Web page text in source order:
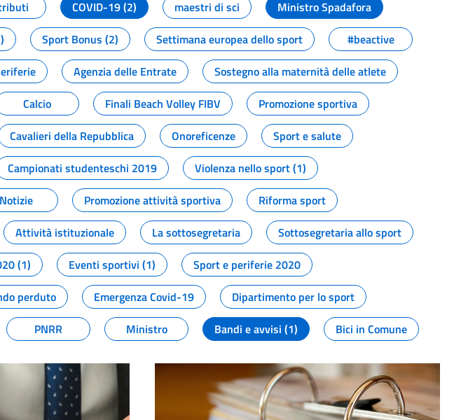
COVID-19 (2) maestri di sci
Ministro Spadafora
Sport Bonus (2) Settimana europea dello sport
#beactive
Agenzia delle Entrate
Sostegno alla maternità delle atlete
Calcio Finali Beach Volley FIBV
Promozione sportiva
Cavalieri della Repubblica Onoreficenze
Sport e salute
Campionati studenteschi 2019
Violenza nello sport (1)
Notizie Promozione attività sportiva
Riforma sport
Attività istituzionale La sottosegretaria
Sottosegretaria allo sport
(1) Eventi sportivi (1)
Sport e periferie 2020
perduto Emergenza Covid-19
Dipartimento per lo sport
PNRR Ministro Bandi e avvisi (1) Bici in Comune